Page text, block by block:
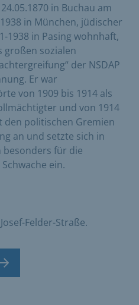
in Buchau am
in München, jüdischer
1938 in Pasing wohnhaft,
großen sozialen
der NSDAP
Er war
von 1909 bis 1914 als
und von 1914
den politischen Gremien
an und setzte sich in
besonders für die
ein.
Felder-Straße.